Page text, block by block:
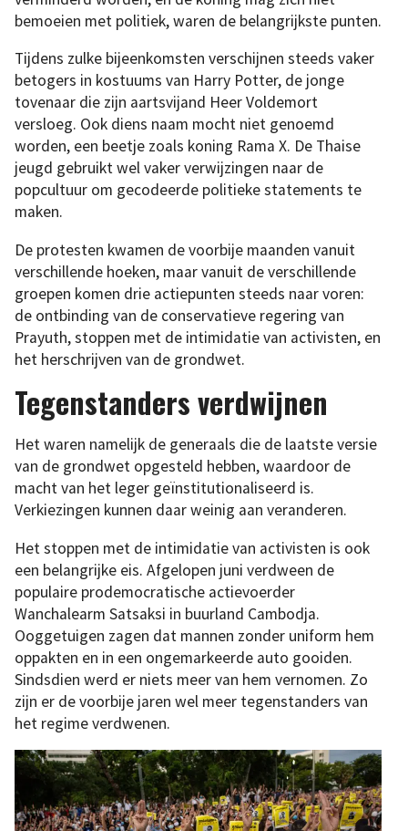
bemoeien met politiek, waren de belangrijkste punten.
Tijdens zulke bijeenkomsten verschijnen steeds vaker
betogers in kostuums van Harry Potter, de jonge
tovenaar die zijn aartsvijand Heer Voldemort
versloeg. Ook diens naam mocht niet genoemd
worden, een beetje zoals koning Rama X. De Thaise
jeugd gebruikt wel vaker verwijzingen naar de
popcultuur om gecodeerde politieke statements te
maken.
De protesten kwamen de voorbije maanden vanuit
verschillende hoeken, maar vanuit de verschillende
groepen komen drie actiepunten steeds naar voren:
de ontbinding van de conservatieve regering van
Prayuth, stoppen met de intimidatie van activisten, en
het herschrijven van de grondwet.
Tegenstanders verdwijnen
Het waren namelijk de generaals die de laatste versie
van de grondwet opgesteld hebben, waardoor de
macht van het leger geïnstitutionaliseerd is.
Verkiezingen kunnen daar weinig aan veranderen.
Het stoppen met de intimidatie van activisten is ook
een belangrijke eis. Afgelopen juni verdween de
populaire prodemocratische actievoerder
Wanchalearm Satsaksi in buurland Cambodja.
Ooggetuigen zagen dat mannen zonder uniform hem
oppakten en in een ongemarkeerde auto gooiden.
Sindsdien werd er niets meer van hem vernomen. Zo
zijn er de voorbije jaren wel meer tegenstanders van
het regime verdwenen.